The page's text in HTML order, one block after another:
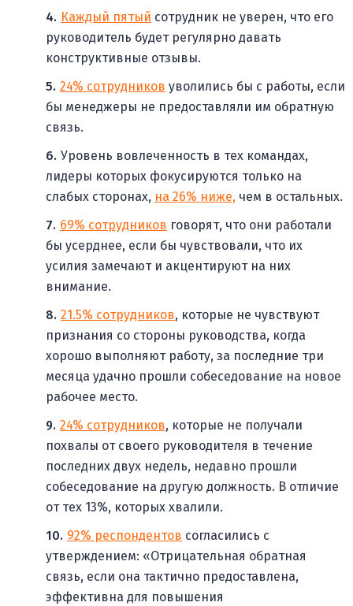
Каждый пятый сотрудник не уверен, что его
руководитель будет регулярно давать
конструктивные отзывы.
24% сотрудников уволились бы с работы, если
бы менеджеры не предоставляли им обратную
связь.
Уровень вовлеченность в тех командах,
лидеры которых фокусируются только на
слабых сторонах, на 26% ниже, чем в остальных.
69% сотрудников говорят, что они работали
бы усерднее, если бы чувствовали, что их
усилия замечают и акцентируют на них
внимание.
21.5% сотрудников, которые не чувствуют
признания со стороны руководства, когда
хорошо выполняют работу, за последние три
месяца удачно прошли собеседование на новое
рабочее место.
24% сотрудников, которые не получали
похвалы от своего руководителя в течение
последних двух недель, недавно прошли
собеседование на другую должность. В отличие
от тех 13%, которых хвалили.
92% респондентов согласились с
утверждением: «Отрицательная обратная
связь, если она тактично предоставлена,
эффективна для повышения